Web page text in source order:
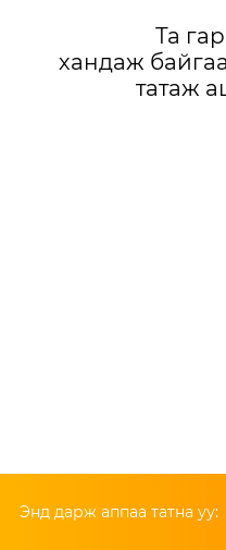
Та
хандаж
татаж
Энд дарж аппаа татна уу: